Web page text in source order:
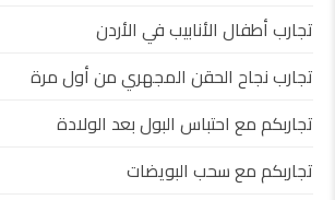
تجارب أطفال الأنابيب في الأردن
تجارب نجاح الحقن المجهري من أول مرة
تجاربكم مع احتباس البول بعد الولادة
تجاربكم مع سحب البويضات